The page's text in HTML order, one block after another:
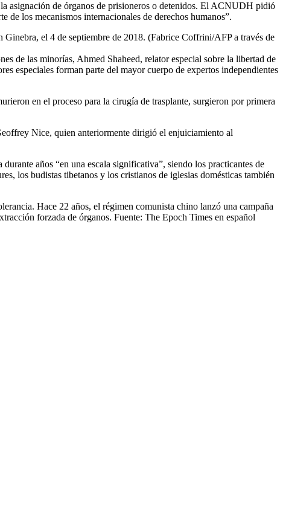
asignación de órganos de prisioneros o detenidos. El ACNUDH pidió
de los mecanismos internacionales de derechos humanos”.
Ginebra, el 4 de septiembre de 2018. (Fabrice Coffrini/AFP a través de
de las minorías, Ahmed Shaheed, relator especial sobre la libertad de
especiales forman parte del mayor cuerpo de expertos independientes
en el proceso para la cirugía de trasplante, surgieron por primera
Nice, quien anteriormente dirigió el enjuiciamiento al
años “en una escala significativa”, siendo los practicantes de
los budistas tibetanos y los cristianos de iglesias domésticas también
Hace 22 años, el régimen comunista chino lanzó una campaña
forzada de órganos. Fuente: The Epoch Times en español